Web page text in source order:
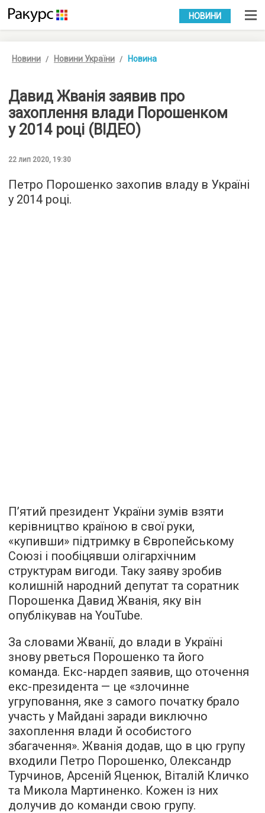
УКР РУС
НОВИНИ
Новини Новини України Новина
Давид Жванія заявив про
захоплення влади Порошенком
у 2014 році (ВІДЕО)
22 лип 2020, 19:30
Петро Порошенко захопив владу в Україні
у 2014 році.
П’ятий президент України зумів взяти
керівництво країною в свої руки,
«купивши» підтримку в Європейському
Союзі і пообіцявши олігархічним
структурам вигоди. Таку заяву зробив
колишній народний депутат та соратник
Порошенка Давид Жванія, яку він
опублікував на YouTube.
За словами Жванії, до влади в Україні
знову рветься Порошенко та його
команда. Екс-нардеп заявив, що оточення
екс-президента — це «злочинне
угруповання, яке з самого початку брало
участь у Майдані заради виключно
захоплення влади й особистого
збагачення». Жванія додав, що в цю групу
входили Петро Порошенко, Олександр
Турчинов, Арсеній Яценюк, Віталій Кличко
та Микола Мартиненко. Кожен із них
долучив до команди свою групу.